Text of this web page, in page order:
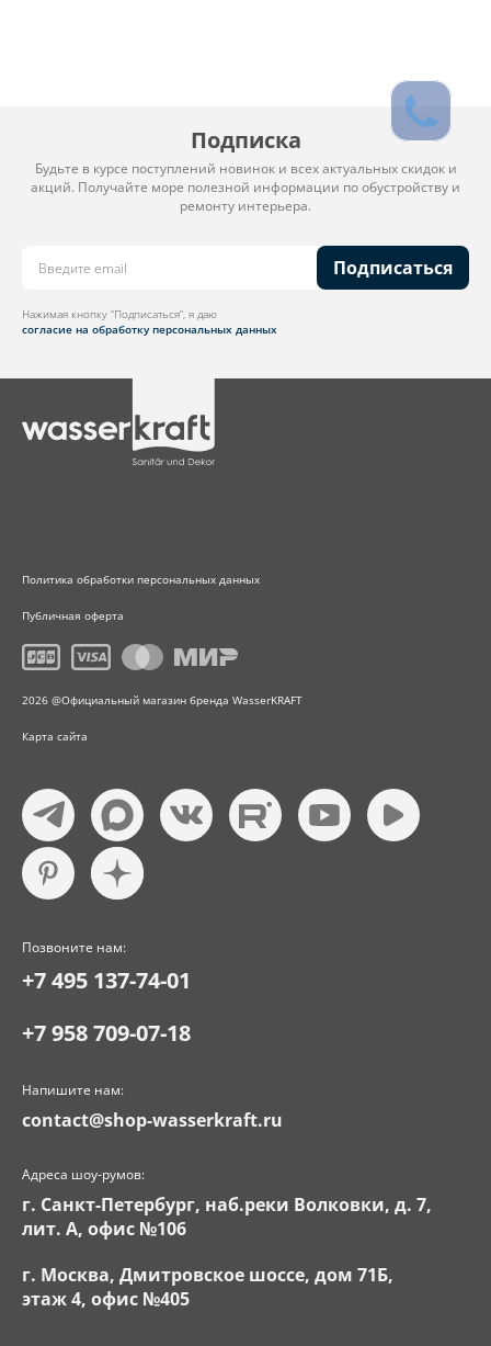
Подписка
Будьте в курсе поступлений новинок и всех актуальных скидок и
акций. Получайте море полезной информации по обустройству и
ремонту интерьера.
Подписаться
Нажимая кнопку “Подписаться”, я даю
согласие на обработку персональных данных
Политика обработки персональных данных
Публичная оферта
2026 @Официальный магазин бренда WasserKRAFT
Карта сайта
Позвоните нам:
+7 495 137-74-01
+7 958 709-07-18
Напишите нам:
contact@shop-wasserkraft.ru
Адреса шоу-румов:
г. Санкт-Петербург, наб.реки Волковки, д. 7,
лит. А, офис №106
г. Москва, Дмитровское шоссе, дом 71Б,
этаж 4, офис №405